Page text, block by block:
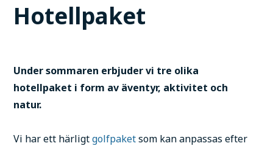
Hotellpaket
Under sommaren erbjuder vi tre olika
hotellpaket i form av äventyr, aktivitet och
natur.
Vi har ett härligtgolfpaketsom kan anpassas efter